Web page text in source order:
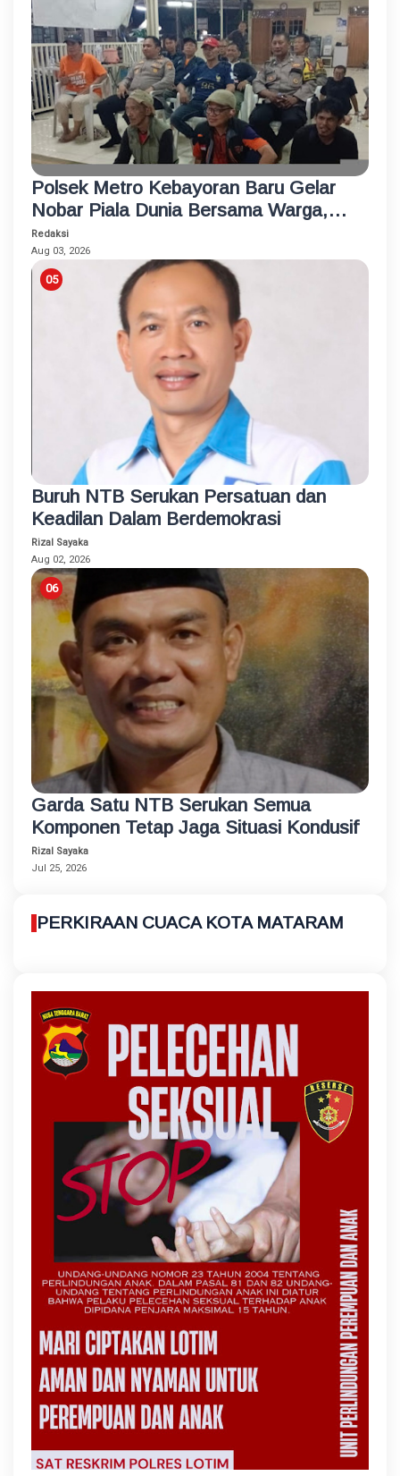
Polsek Metro Kebayoran Baru Gelar
Nobar Piala Dunia Bersama Warga,
Pererat Silaturahmi dan Jaga
Kamtibmas
Redaksi
Aug 03, 2026
Buruh NTB Serukan Persatuan dan
Keadilan Dalam Berdemokrasi
Rizal Sayaka
Aug 02, 2026
Garda Satu NTB Serukan Semua
Komponen Tetap Jaga Situasi Kondusif
Rizal Sayaka
Jul 25, 2026
PERKIRAAN CUACA KOTA MATARAM